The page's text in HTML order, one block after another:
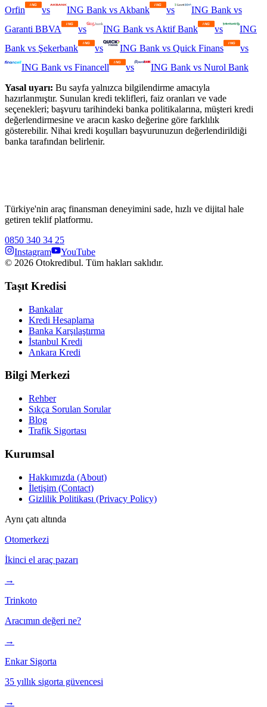
Orfin
vs ING Bank vs Akbank vs ING Bank vs
Garanti BBVA
vs ING Bank vs Aktif Bank vs
ING
Bank vs Şekerbank vs ING Bank vs Quick Finans
vs
ING Bank vs Financell vs ING Bank vs Nurol Bank
Yasal uyarı: Bu sayfa yalnızca bilgilendirme amacıyla
hazırlanmıştır. Sunulan kredi teklifleri, faiz oranları ve vade
seçenekleri; başvuru tarihindeki banka politikalarına, müşteri kredi
değerlendirmesine ve aracın kasko değerine göre farklılık
gösterebilir. Nihai kredi koşulları başvurunuzun değerlendirildiği
banka tarafından belirlenir.
Türkiye'nin araç finansman deneyimini sade, hızlı ve dijital hale
getiren teklif platformu.
0850 340 34 25
Instagram
YouTube
© 2026 Otokredibul. Tüm hakları saklıdır.
Taşıt Kredisi
Bankalar
Kredi Hesaplama
Banka Karşılaştırma
İstanbul Kredi
Ankara Kredi
Bilgi Merkezi
Rehber
Sıkça Sorulan Sorular
Blog
Trafik Sigortası
Kurumsal
Hakkımızda (About)
İletişim (Contact)
Gizlilik Politikası (Privacy Policy)
Aynı çatı altında
Otomerkezi
İkinci el araç pazarı
→
Trinkoto
Aracımın değeri ne?
→
Enkar Sigorta
35 yıllık sigorta güvencesi
→